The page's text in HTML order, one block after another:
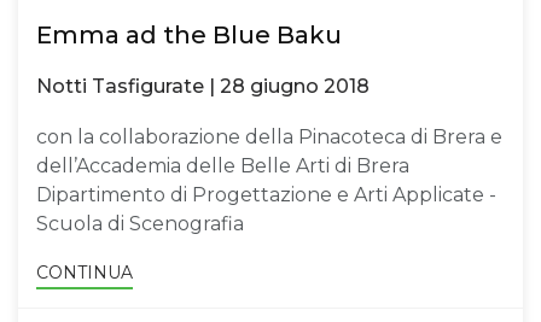
Emma ad the Blue Baku
Notti Tasfigurate | 28 giugno 2018
con la collaborazione della Pinacoteca di Brera e
dell’Accademia delle Belle Arti di Brera
Dipartimento di Progettazione e Arti Applicate -
Scuola di Scenografia
CONTINUA